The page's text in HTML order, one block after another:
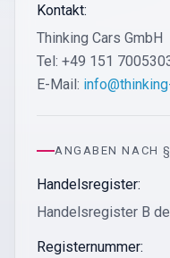
Kontakt:
Thinking Cars GmbH
Tel: +49 151
E-Mail:
ANGABEN NACH
Handelsregister:
Handelsregister B
Registernummer: